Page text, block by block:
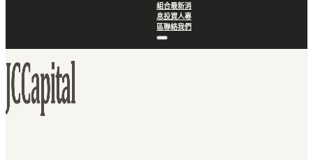
組合最新消
息投資人專
區聯絡我們